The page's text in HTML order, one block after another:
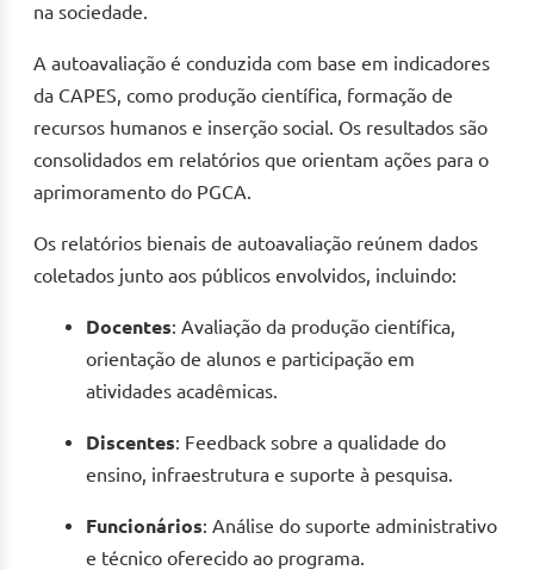
na sociedade.
A autoavaliação é conduzida com base em indicadores
da CAPES, como produção científica, formação de
recursos humanos e inserção social. Os resultados são
consolidados em relatórios que orientam ações para o
aprimoramento do PGCA.
Os relatórios bienais de autoavaliação reúnem dados
coletados junto aos públicos envolvidos, incluindo:
Docentes: Avaliação da produção científica,
orientação de alunos e participação em
atividades acadêmicas.
Discentes: Feedback sobre a qualidade do
ensino, infraestrutura e suporte à pesquisa.
Funcionários: Análise do suporte administrativo
e técnico oferecido ao programa.